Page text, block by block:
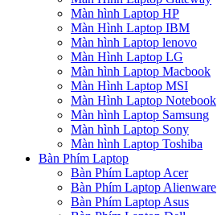
Màn hình Laptop HP
Màn Hình Laptop IBM
Màn hình Laptop lenovo
Màn Hình Laptop LG
Màn hình Laptop Macbook
Màn Hình Laptop MSI
Màn Hình Laptop Notebook
Màn hình Laptop Samsung
Màn hình Laptop Sony
Màn hình Laptop Toshiba
Bàn Phím Laptop
Bàn Phím Laptop Acer
Bàn Phím Laptop Alienware
Bàn Phím Laptop Asus